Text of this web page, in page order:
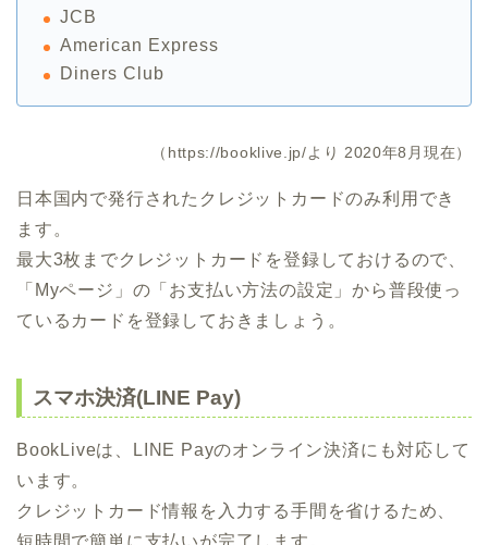
JCB
American Express
Diners Club
（https://booklive.jp/より 2020年8月現在）
日本国内で発行されたクレジットカードのみ利用でき
ます。
最大3枚までクレジットカードを登録しておけるので、
「Myページ」の「お支払い方法の設定」から普段使っ
ているカードを登録しておきましょう。
スマホ決済(LINE Pay)
BookLiveは、LINE Payのオンライン決済にも対応して
います。
クレジットカード情報を入力する手間を省けるため、
短時間で簡単に支払いが完了します。